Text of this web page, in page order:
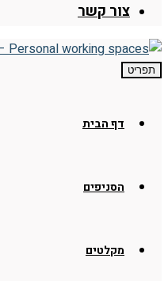
צור קשר
תפריט
דף הבית
הסניפים
מקלטים